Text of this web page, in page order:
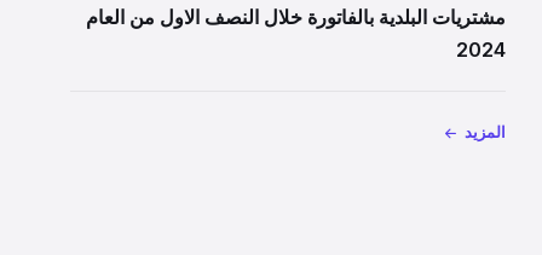
مشتريات البلدية بالفاتورة خلال النصف الاول من العام
2024
المزيد